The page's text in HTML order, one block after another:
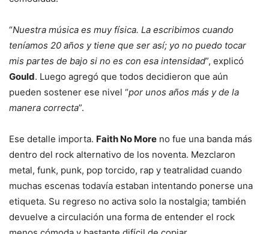
“Nuestra música es muy física. La escribimos cuando
teníamos 20 años y tiene que ser así; yo no puedo tocar
mis partes de bajo si no es con esa intensidad”, explicó
Gould. Luego agregó que todos decidieron que aún
pueden sostener ese nivel “por unos años más y de la
manera correcta”.
Ese detalle importa. Faith No More no fue una banda más
dentro del rock alternativo de los noventa. Mezclaron
metal, funk, punk, pop torcido, rap y teatralidad cuando
muchas escenas todavía estaban intentando ponerse una
etiqueta. Su regreso no activa solo la nostalgia; también
devuelve a circulación una forma de entender el rock